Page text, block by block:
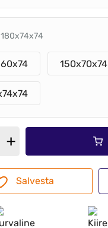
180x74x74
150x70x74
Salvesta